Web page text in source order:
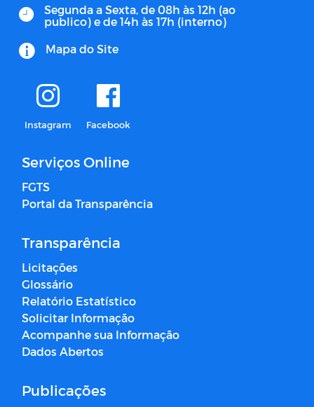
Segunda a Sexta, de 08h às 12h (ao
publico) e de 14h às 17h (interno)
Mapa do Site
Instagram Facebook
Serviços Online
FGTS
Portal da Transparência
Transparência
Licitações
Glossário
Relatório Estatístico
Solicitar Informação
Acompanhe sua Informação
Dados Abertos
Publicações